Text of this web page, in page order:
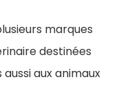
marques
destinées
aux animaux